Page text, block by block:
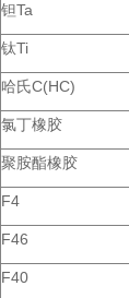
钽Ta
钛Ti
哈氏C(HC)
氯丁橡胶
聚胺酯橡胶
F4
F46
F40